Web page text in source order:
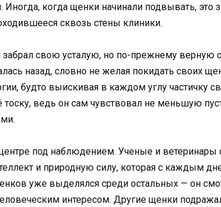
когда щенки начинали подвывать, это
сквозь стены клиники.
свою усталую, но по-прежнему верную
назад, словно не желая покидать своих
будто выискивая в каждом углу частичку
ведь он сам чувствовал не меньшую
под наблюдением. Ученые и ветеринары
и природную силу, которая с каждым
уже выделялся среди остальных — он
интересом. Другие щенки